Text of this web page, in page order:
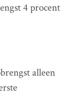
4 procent
alleen